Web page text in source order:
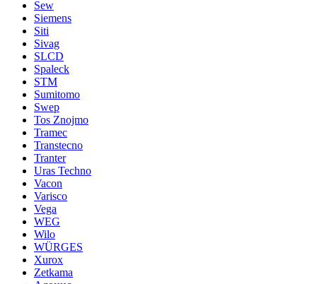
Sew
Siemens
Siti
Sivag
SLCD
Spaleck
STM
Sumitomo
Swep
Tos Znojmo
Tramec
Transtecno
Tranter
Uras Techno
Vacon
Varisco
Vega
WEG
Wilo
WÜRGES
Xurox
Zetkama